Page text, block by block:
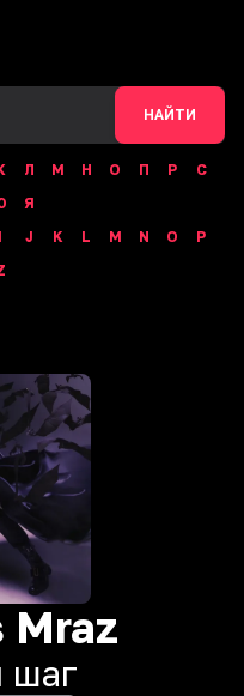
НАЙТИ
Л М Н О П Р
С
Я
I J K L M N O
P
Mraz
шаг